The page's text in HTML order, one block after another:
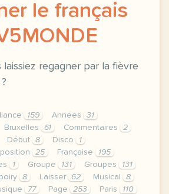
le français
laissiez regagner par la fièvre
159 Années
31
Bruxelles 61 Commentaires
2
Début 8 Disco
1
25 Française
195
1 Groupe 131 Groupes
131
8 Laisser 62 Musical
8
77 Page 253 Paris
110